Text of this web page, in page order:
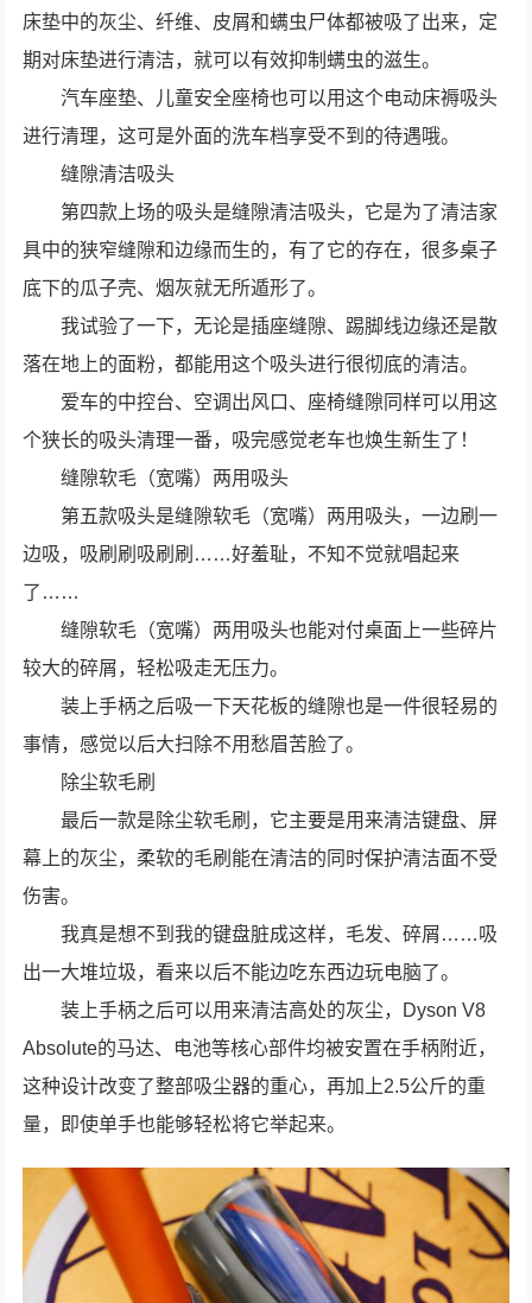
床垫中的灰尘、纤维、皮屑和螨虫尸体都被吸了出来，定
期对床垫进行清洁，就可以有效抑制螨虫的滋生。
汽车座垫、儿童安全座椅也可以用这个电动床褥吸头
进行清理，这可是外面的洗车档享受不到的待遇哦。
缝隙清洁吸头
第四款上场的吸头是缝隙清洁吸头，它是为了清洁家
具中的狭窄缝隙和边缘而生的，有了它的存在，很多桌子
底下的瓜子壳、烟灰就无所遁形了。
我试验了一下，无论是插座缝隙、踢脚线边缘还是散
落在地上的面粉，都能用这个吸头进行很彻底的清洁。
爱车的中控台、空调出风口、座椅缝隙同样可以用这
个狭长的吸头清理一番，吸完感觉老车也焕生新生了！
缝隙软毛（宽嘴）两用吸头
第五款吸头是缝隙软毛（宽嘴）两用吸头，一边刷一
边吸，吸刷刷吸刷刷……好羞耻，不知不觉就唱起来
了……
缝隙软毛（宽嘴）两用吸头也能对付桌面上一些碎片
较大的碎屑，轻松吸走无压力。
装上手柄之后吸一下天花板的缝隙也是一件很轻易的
事情，感觉以后大扫除不用愁眉苦脸了。
除尘软毛刷
最后一款是除尘软毛刷，它主要是用来清洁键盘、屏
幕上的灰尘，柔软的毛刷能在清洁的同时保护清洁面不受
伤害。
我真是想不到我的键盘脏成这样，毛发、碎屑……吸
出一大堆垃圾，看来以后不能边吃东西边玩电脑了。
装上手柄之后可以用来清洁高处的灰尘，Dyson V8
Absolute的马达、电池等核心部件均被安置在手柄附近，
这种设计改变了整部吸尘器的重心，再加上2.5公斤的重
量，即使单手也能够轻松将它举起来。